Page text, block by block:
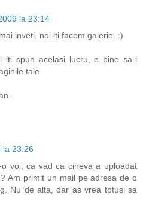
la 23:14
inveti, noi iti facem galerie. :)
iti spun acelasi lucru, e bine sa-i
tale.
la 23:26
voi, ca vad ca cineva a uploadat
Am primit un mail pe adresa de o
Nu de alta, dar as vrea totusi sa